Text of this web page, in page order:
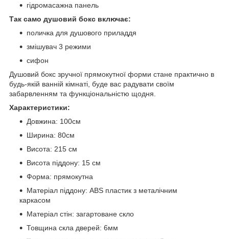
гідромасажна панель
Так само душовий бокс включає:
поличка для душового приладдя
змішувач 3 режими
сифон
Душовий бокс зручної прямокутної форми стане практично в
будь-якій ванній кімнаті, буде вас радувати своїм
забарвленням та функціональністю щодня.
Характеристики:
Довжина: 100см
Ширина: 80см
Висота: 215 см
Висота піддону: 15 см
Форма: прямокутна
Матеріал піддону: ABS пластик з металічним
каркасом
Матеріал стін: загартоване скло
Товщина скла дверей: 6мм